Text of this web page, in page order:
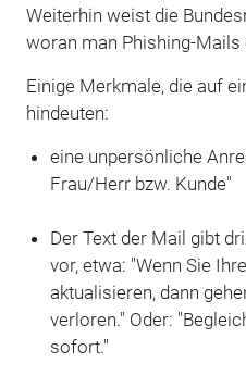
Weiterhin weist die
woran man Phishing-Mails
Einige Merkmale, die auf
hindeuten:
eine unpersönliche
Frau/Herr bzw. Kunde"
Der Text der Mail gibt
vor, etwa: "Wenn Sie
aktualisieren, dann
verloren." Oder:
sofort."